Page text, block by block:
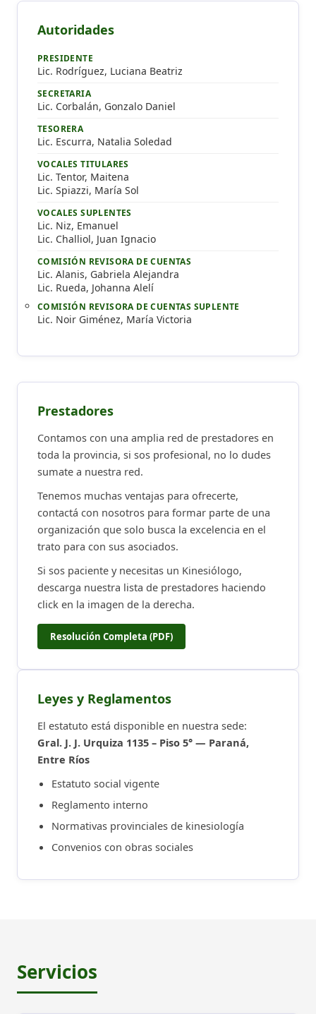
Autoridades
PRESIDENTE
Lic. Rodríguez, Luciana Beatriz
SECRETARIA
Lic. Corbalán, Gonzalo Daniel
TESORERA
Lic. Escurra, Natalia Soledad
VOCALES TITULARES
Lic. Tentor, Maitena
Lic. Spiazzi, María Sol
VOCALES SUPLENTES
Lic. Niz, Emanuel
Lic. Challiol, Juan Ignacio
COMISIÓN REVISORA DE CUENTAS
Lic. Alanis, Gabriela Alejandra
Lic. Rueda, Johanna Alelí
COMISIÓN REVISORA DE CUENTAS SUPLENTE
Lic. Noir Giménez, María Victoria
Prestadores
Contamos con una amplia red de prestadores en
toda la provincia, si sos profesional, no lo dudes
sumate a nuestra red.
Tenemos muchas ventajas para ofrecerte,
contactá con nosotros para formar parte de una
organización que solo busca la excelencia en el
trato para con sus asociados.
Si sos paciente y necesitas un Kinesiólogo,
descarga nuestra lista de prestadores haciendo
click en la imagen de la derecha.
Resolución Completa (PDF)
Leyes y Reglamentos
El estatuto está disponible en nuestra sede:
Gral. J. J. Urquiza 1135 – Piso 5° — Paraná,
Entre Ríos
Estatuto social vigente
Reglamento interno
Normativas provinciales de kinesiología
Convenios con obras sociales
Servicios